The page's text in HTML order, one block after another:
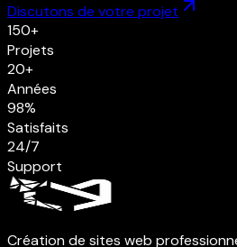
Discutons de votre projet
150+
Projets
20+
Années
98%
Satisfaits
24/7
Support
Création de sites web